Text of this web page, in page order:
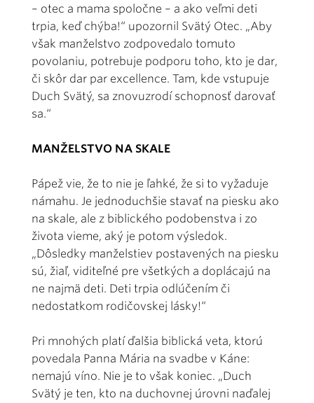
– otec a mama spoločne – a ako veľmi deti
trpia, keď chýba!“ upozornil Svätý Otec. „Aby
však manželstvo zodpovedalo tomuto
povolaniu, potrebuje podporu toho, kto je dar,
či skôr dar par excellence. Tam, kde vstupuje
Duch Svätý, sa znovuzrodí schopnosť darovať
sa.“
MANŽELSTVO NA SKALE
Pápež vie, že to nie je ľahké, že si to vyžaduje
námahu. Je jednoduchšie stavať na piesku ako
na skale, ale z biblického podobenstva i zo
života vieme, aký je potom výsledok.
„Dôsledky manželstiev postavených na piesku
sú, žiaľ, viditeľné pre všetkých a doplácajú na
ne najmä deti. Deti trpia odlúčením či
nedostatkom rodičovskej lásky!“
Pri mnohých platí ďalšia biblická veta, ktorú
povedala Panna Mária na svadbe v Káne:
nemajú víno. Nie je to však koniec. „Duch
Svätý je ten, kto na duchovnej úrovni naďalej